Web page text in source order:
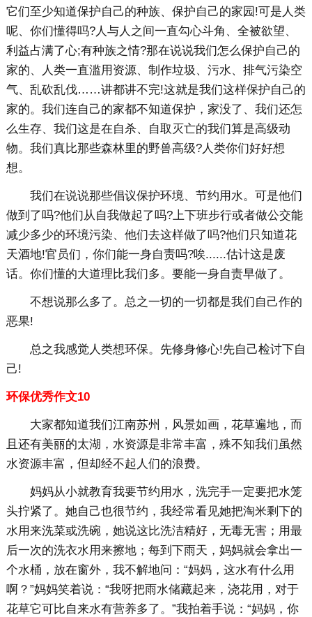
它们至少知道保护自己的种族、保护自己的家园!可是人类
呢、你们懂得吗?人与人之间一直勾心斗角、全被欲望、
利益占满了心;有种族之情?那在说说我们怎么保护自己的
家的、人类一直滥用资源、制作垃圾、污水、排气污染空
气、乱砍乱伐……讲都讲不完!这就是我们这样保护自己的
家的。我们连自己的家都不知道保护，家没了、我们还怎
么生存、我们这是在自杀、自取灭亡的我们算是高级动
物。我们真比那些森林里的野兽高级?人类你们好好想
想。
我们在说说那些倡议保护环境、节约用水。可是他们
做到了吗?他们从自我做起了吗?上下班步行或者做公交能
减少多少的环境污染、他们去这样做了吗?他们只知道花
天酒地!官员们，你们能一身自责吗?唉......估计这是废
话。你们懂的大道理比我们多。要能一身自责早做了。
不想说那么多了。总之一切的一切都是我们自己作的
恶果!
总之我感觉人类想环保。先修身修心!先自己检讨下自
己!
环保优秀作文10
大家都知道我们江南苏州，风景如画，花草遍地，而
且还有美丽的太湖，水资源是非常丰富，殊不知我们虽然
水资源丰富，但却经不起人们的浪费。
妈妈从小就教育我要节约用水，洗完手一定要把水笼
头拧紧了。她自己也很节约，我经常看见她把淘米剩下的
水用来洗菜或洗碗，她说这比洗洁精好，无毒无害；用最
后一次的洗衣水用来擦地；每到下雨天，妈妈就会拿出一
个水桶，放在窗外，我不解地问：“妈妈，这水有什么用
啊？”妈妈笑着说：“我呀把雨水储藏起来，浇花用，对于
花草它可比自来水有营养多了。”我拍着手说：“妈妈，你